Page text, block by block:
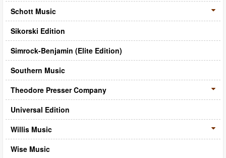
Schott Music
Sikorski Edition
Simrock-Benjamin (Elite Edition)
Southern Music
Theodore Presser Company
Universal Edition
Willis Music
Wise Music